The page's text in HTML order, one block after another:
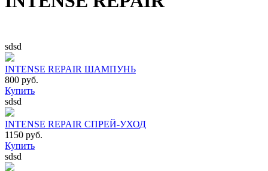
sdsd
INTENSE REPAIR ШАМПУНЬ
800 руб.
Купить
sdsd
INTENSE REPAIR СПРЕЙ-УХОД
1150 руб.
Купить
sdsd